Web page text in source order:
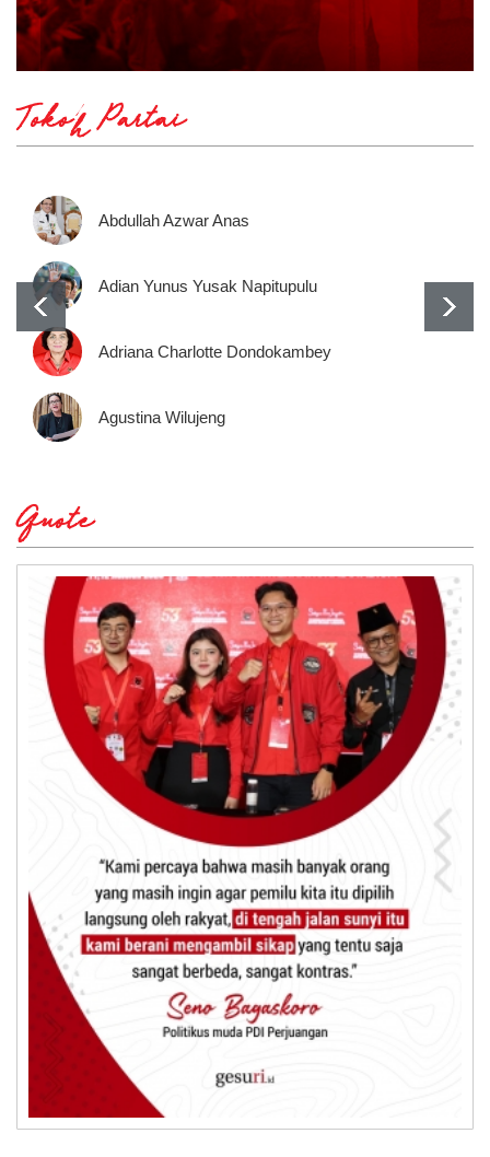
Tokoh Partai
Abdullah Azwar Anas
Adian Yunus Yusak Napitupulu
Adriana Charlotte Dondokambey
Agustina Wilujeng
Quote